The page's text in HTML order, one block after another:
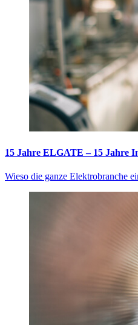
15 Jahre ELGATE – 15 Jahre
Wieso die ganze Elektrobranche